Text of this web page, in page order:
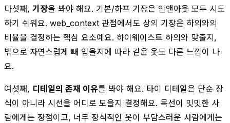
다섯째, 기장을 봐야 해요. 기본/하프 기장은 인앤아웃 모두 시도
하기 쉬워요. web_context 관점에서도 상의 기장은 하의와의
비율을 결정하는 핵심 요소예요. 하이웨이스트 하의와 맞출지,
밖으로 자연스럽게 빼 입을지에 따라 같은 옷도 다른 느낌이 나
요.
여섯째, 디테일의 존재 이유를 봐야 해요. 타이 디테일은 단순 장
식이 아니라 시선을 어디로 모을지 결정해요. 목선이 밋밋한 사
람에게는 장점이고, 너무 장식적인 옷이 부담스러운 사람에게는